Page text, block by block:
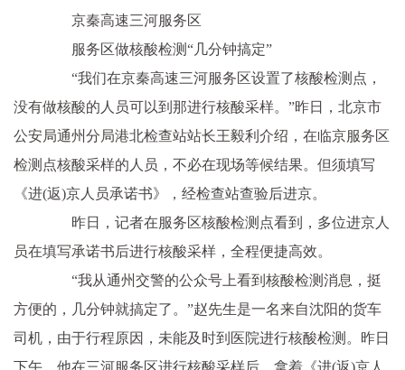
京秦高速三河服务区
服务区做核酸检测“几分钟搞定”
“我们在京秦高速三河服务区设置了核酸检测点，
没有做核酸的人员可以到那进行核酸采样。”昨日，北京市
公安局通州分局港北检查站站长王毅利介绍，在临京服务区
检测点核酸采样的人员，不必在现场等候结果。但须填写
《进(返)京人员承诺书》，经检查站查验后进京。
昨日，记者在服务区核酸检测点看到，多位进京人
员在填写承诺书后进行核酸采样，全程便捷高效。
“我从通州交警的公众号上看到核酸检测消息，挺
方便的，几分钟就搞定了。”赵先生是一名来自沈阳的货车
司机，由于行程原因，未能及时到医院进行核酸检测。昨日
下午，他在三河服务区进行核酸采样后，拿着《进(返)京人